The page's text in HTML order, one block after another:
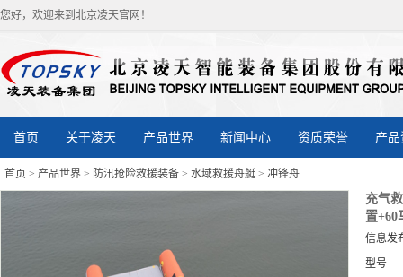
您好，欢迎来到北京凌天官网！
首页 关于凌天 产品世界 新闻中心 资质荣誉 产
首页 > 产品世界 > 防汛抢险救援装备 > 水域救援舟艇 > 冲锋舟
充气
置+60
信息发
型号